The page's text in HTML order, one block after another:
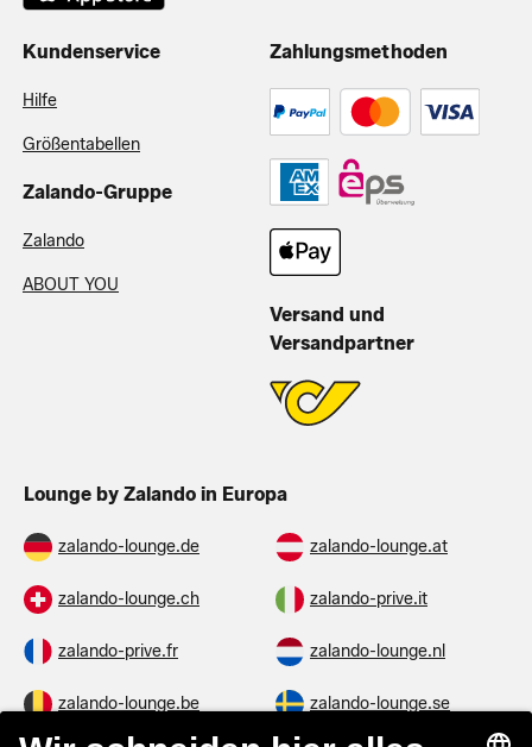
Kundenservice
Hilfe
Größentabellen
Zalando-Gruppe
Zalando
ABOUT YOU
Zahlungsmethoden
Versand und
Versandpartner
Lounge by Zalando in Europa
zalando-lounge.de zalando-lounge.at
zalando-lounge.ch zalando-prive.it
zalando-prive.fr zalando-lounge.nl
zalando-lounge.be zalando-lounge.se